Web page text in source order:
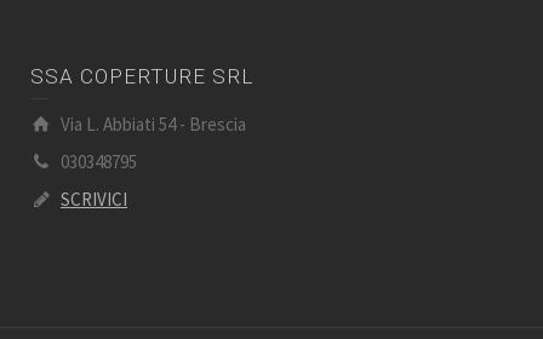
SSA COPERTURE SRL
Via L. Abbiati 54 - Brescia
030348795
SCRIVICI